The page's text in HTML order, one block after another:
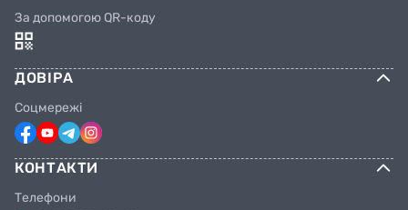
За допомогою QR-коду
ДОВІРА
Соцмережі
КОНТАКТИ
Телефони